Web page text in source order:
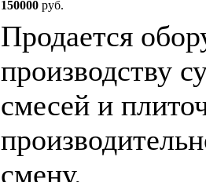
150000 руб.
Продается
производству
смесей и
смену.